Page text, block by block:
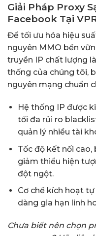
Giải Pháp Proxy
Facebook Tại
Để tối ưu hóa hiệu
nguyên MMO bền
truyền IP chất lượng
thống của chúng tôi,
nguyên mạng chuẩn
Hệ thống IP được
tối đa rủi ro
quản lý nhiều tài
Tốc độ kết nối
giảm thiểu hiện
đột ngột.
Cơ chế kích hoạt
dàng gia hạn linh
Chưa biết nên chọn